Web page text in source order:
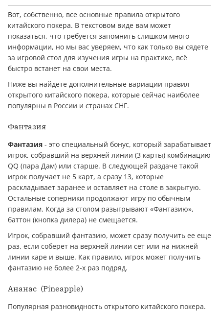
Вот, собственно, все основные правила открытого
китайского покера. В текстовом виде вам может
показаться, что требуется запомнить слишком много
информации, но мы вас уверяем, что как только вы сядете
за игровой стол для изучения игры на практике, всё
быстро встанет на свои места.
Ниже вы найдете дополнительные вариации правил
открытого китайского покера, которые сейчас наиболее
популярны в России и странах СНГ.
Фантазия
Фантазия - это специальный бонус, который зарабатывает
игрок, собравший на верхней линии (3 карты) комбинацию
QQ (пара Дам) или старше. В следующей раздаче такой
игрок получает не 5 карт, а сразу 13, которые
раскладывает заранее и оставляет на столе в закрытую.
Остальные соперники продолжают игру по обычным
правилам. Когда за столом разыгрывают «Фантазию»,
баттон (кнопка дилера) не смещается.
Игрок, собравший фантазию, может сразу получить ее еще
раз, если соберет на верхней линии сет или на нижней
линии каре и выше. Как правило, игрок может получить
фантазию не более 2-х раз подряд.
Ананас (Pineapple)
Популярная разновидность открытого китайского покера.